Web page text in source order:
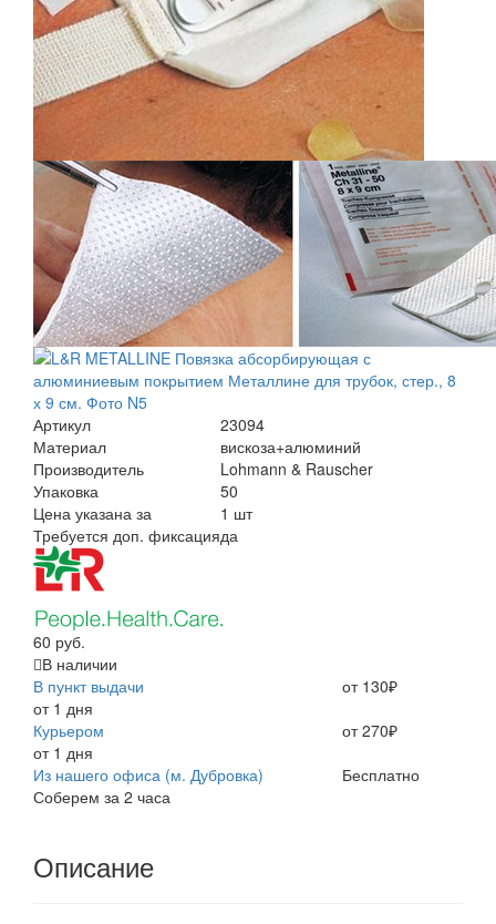
Артикул
23094
Материал
вискоза+алюминий
Производитель
Lohmann & Rauscher
Упаковка
50
Цена указана за
1 шт
Требуется доп. фиксацияда
60 руб.
В наличии
В пункт выдачи
от 1 дня
от 130₽
Курьером
от 1 дня
от 270₽
Из нашего офиса (м. Дубровка)
Соберем за 2 часа
Бесплатно
Описание